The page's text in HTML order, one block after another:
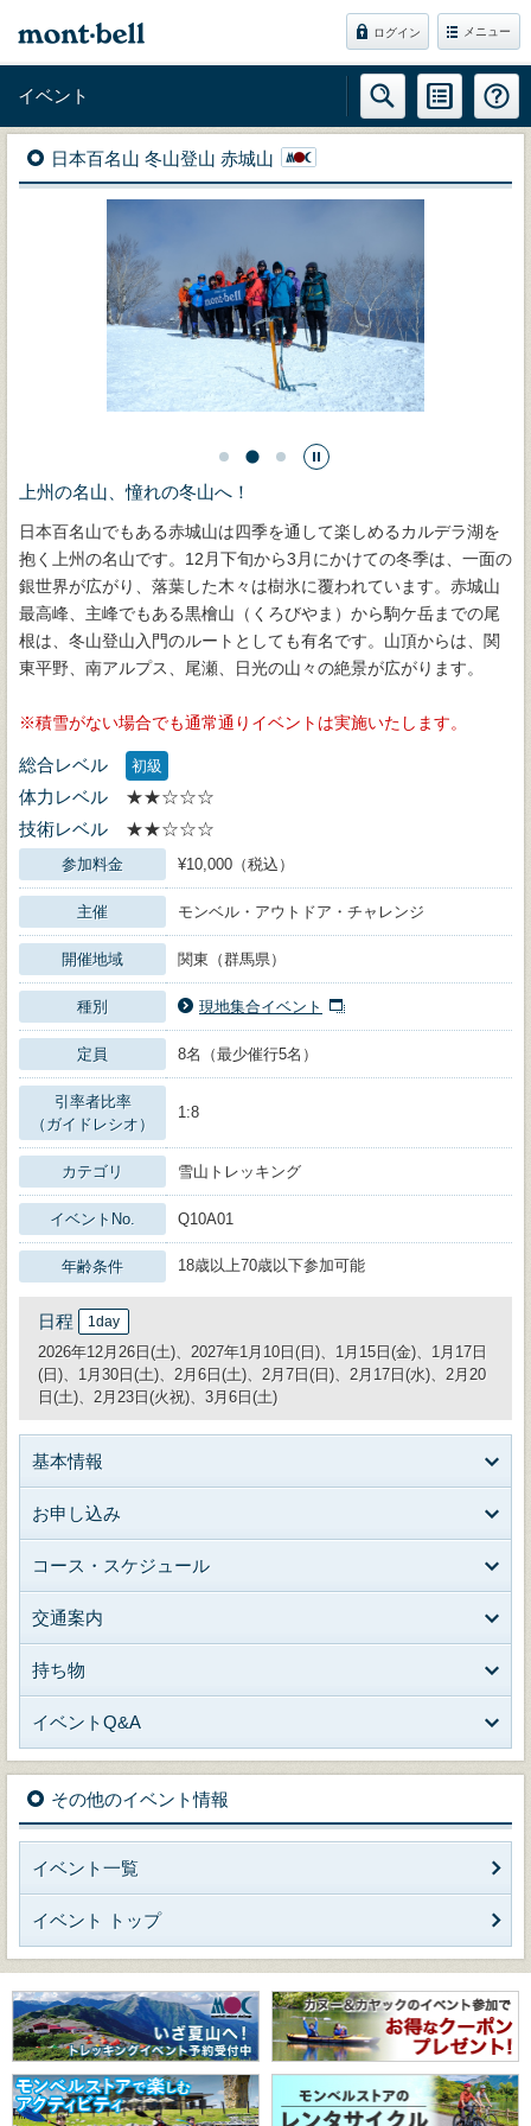
ログイン メニュー
イベント
日本百名山 冬山登山 赤城山
上州の名山、憧れの冬山へ！
日本百名山でもある赤城山は四季を通して楽しめるカルデラ湖を
抱く上州の名山です。12月下旬から3月にかけての冬季は、一面の
銀世界が広がり、落葉した木々は樹氷に覆われています。赤城山
最高峰、主峰でもある黒檜山（くろびやま）から駒ケ岳までの尾
根は、冬山登山入門のルートとしても有名です。山頂からは、関
東平野、南アルプス、尾瀬、日光の山々の絶景が広がります。
積雪がない場合でも通常通りイベントは実施いたします。
総合レベル 初級
体力レベル
★★☆☆☆
技術レベル
★★☆☆☆
参加料金 ¥10,000（税込）
主催 モンベル・アウトドア・チャレンジ
開催地域 関東（群馬県）
種別 現地集合イベント
定員 8名（最少催行5名）
引率者比率
（ガイドレシオ）
1:8
カテゴリ 雪山トレッキング
イベントNo. Q10A01
年齢条件 18歳以上70歳以下参加可能
日程 1day
2026年12月26日(土)、2027年1月10日(日)、1月15日(金)、1月17日
(日)、1月30日(土)、2月6日(土)、2月7日(日)、2月17日(水)、2月20
日(土)、2月23日(火祝)、3月6日(土)
基本情報
お申し込み
コース・スケジュール
交通案内
持ち物
イベントQ&A
その他のイベント情報
イベント一覧
イベント トップ